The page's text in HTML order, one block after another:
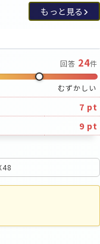
もっと見る
回答 24件
むずかしい
7 pt
9 pt